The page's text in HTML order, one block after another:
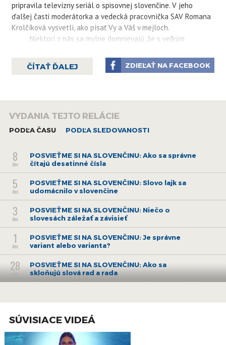
pripravila televízny seriál o spisovnej slovenčine. V jeho
ďalšej časti moderátorka a vedecká pracovníčka SAV Romana
Krolčíková vysvetlí, ako písať Vy a Váš v mejloch.
„Niektorí z nás sa mylne domnievajú, že s veľkým
obraciame na jedného konkrétneho človeka. To však nie je
pravda,“ vysvetľuje moderátorka.
jazyka a chyby, ktoré sa často vyskytujú v komunikácii. Téma
jazyka je neodmysliteľnou súčasťou aktivít verejnoprávnej
ČÍTAŤ ĎALEJ ZDIEĽAŤ NA FACEBOOK
VYDANIA TEJTO RELÁCIE
PODĽA ČASU PODĽA SLEDOVANOSTI
8
dec
POSVIEŤME SI NA SLOVENČINU: Ako sa správne
čítajú desatinné čísla
5
dec
POSVIEŤME SI NA SLOVENČINU: Slovo lajk sa
udomácnilo v slovenčine
3
dec
POSVIEŤME SI NA SLOVENČINU: Niečo o
slovesách záležať a závisieť
1
dec
POSVIEŤME SI NA SLOVENČINU: Je správne
variant alebo varianta?
28
nov
POSVIEŤME SI NA SLOVENČINU: Ako sa
skloňujú slová rad a rada
21
POSVIEŤME SI NA SLOVENČINU: Škatuľa alebo
SÚVISIACE VIDEÁ